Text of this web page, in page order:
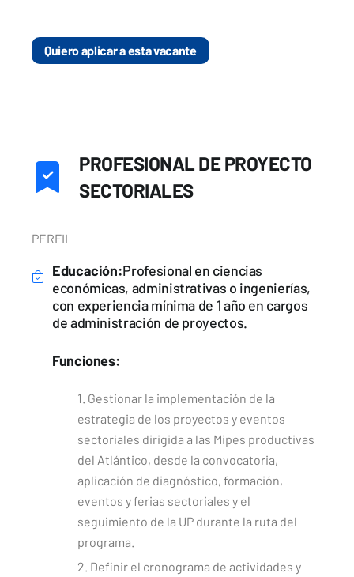
Quiero aplicar a esta vacante
PROFESIONAL DE PROYECTO
SECTORIALES
PERFIL
Educación:Profesional en ciencias
económicas, administrativas o ingenierías,
con experiencia mínima de 1 año en cargos
de administración de proyectos.
Funciones:
1. Gestionar la implementación de la
estrategia de los proyectos y eventos
sectoriales dirigida a las Mipes productivas
del Atlántico, desde la convocatoria,
aplicación de diagnóstico, formación,
eventos y ferias sectoriales y el
seguimiento de la UP durante la ruta del
programa.
2. Definir el cronograma de actividades y